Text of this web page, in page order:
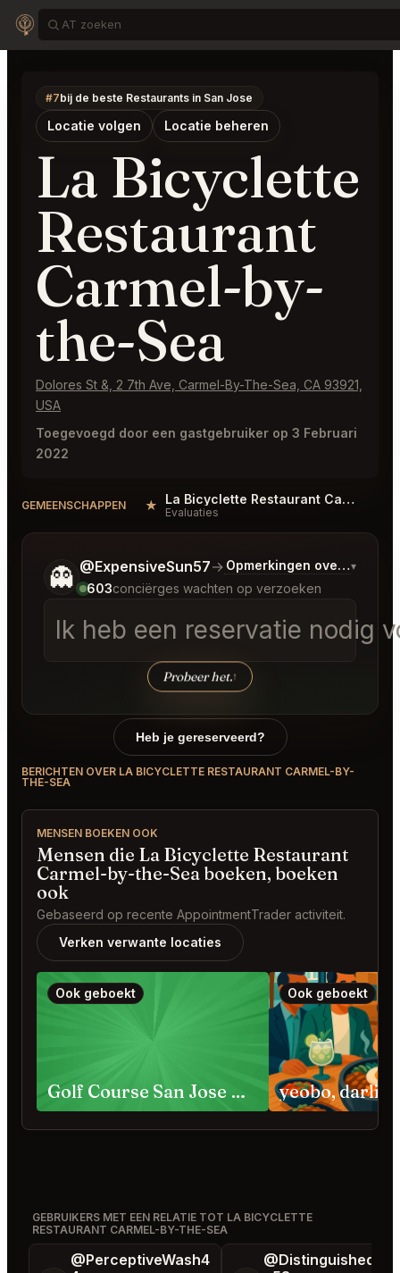
#7bij de beste Restaurants in San Jose
Locatie volgen Locatie beheren
La Bicyclette
Restaurant
Carmel-by-
the-Sea
Dolores St &, 2 7th Ave, Carmel-By-The-Sea, CA 93921,
USA
Toegevoegd door een gastgebruiker op 3 Februari
2022
GEMEENSCHAPPEN ★ La Bicyclette Restaurant Carmel-by-the-Sea Reviews
Evaluaties
👻 @ExpensiveSun57→ Opmerkingen over Laatste
▾
603conciërges wachten op verzoeken
Ik heb een reservatie nodig
Probeer het.↑
Vertel me wat je wilt.
Heb je gereserveerd?
BERICHTEN OVER LA BICYCLETTE RESTAURANT CARMEL-BY-
THE-SEA
MENSEN BOEKEN OOK
Mensen die La Bicyclette Restaurant
Carmel-by-the-Sea boeken, boeken
ook
Gebaseerd op recente AppointmentTrader activiteit.
Verken verwante locaties
Ook geboekt
Golf Course San Jose Requests
Ook geboekt
GEBRUIKERS MET EEN RELATIE TOT LA BICYCLETTE
RESTAURANT CARMEL-BY-THE-SEA
@PerceptiveWash4
@DistinguishedTre